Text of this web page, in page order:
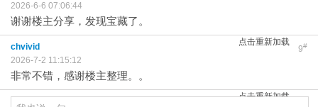
2026-6-6 07:06:44
谢谢楼主分享，发现宝藏了。
点击重新加载
9#
chvivid
2026-7-2 11:15:12
非常不错，感谢楼主整理。。
点击重新加载